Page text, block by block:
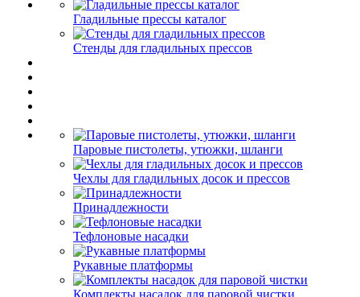
Гладильные прессы каталог
Стенды для гладильных прессов
Паровые пистолеты, утюжки, шланги
Чехлы для гладильных досок и прессов
Принадлежности
Тефлоновые насадки
Рукавные платформы
Комплекты насадок для паровой чистки